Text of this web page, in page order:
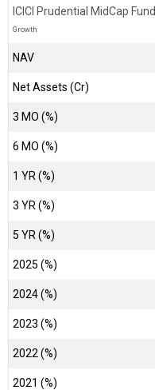
ICICI Prudential MidCap Fund
Growth
NAV
Net Assets (Cr)
3 MO (%)
6 MO (%)
1 YR (%)
3 YR (%)
5 YR (%)
2025 (%)
2024 (%)
2023 (%)
2022 (%)
2021 (%)